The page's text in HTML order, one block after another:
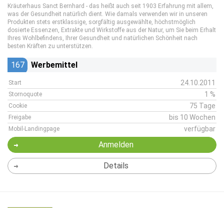
Kräuterhaus Sanct Bernhard - das heißt auch seit 1903 Erfahrung mit allem,
was der Gesundheit natürlich dient. Wie damals verwenden wir in unseren
Produkten stets erstklassige, sorgfältig ausgewählte, höchstmöglich
dosierte Essenzen, Extrakte und Wirkstoffe aus der Natur, um Sie beim Erhalt
Ihres Wohlbefindens, Ihrer Gesundheit und natürlichen Schönheit nach
besten Kräften zu unterstützen.
167 Werbemittel
Start 24.10.2011
Stornoquote 1 %
Cookie 75 Tage
Freigabe bis 10 Wochen
Mobil-Landingpage verfügbar
Anmelden
Details